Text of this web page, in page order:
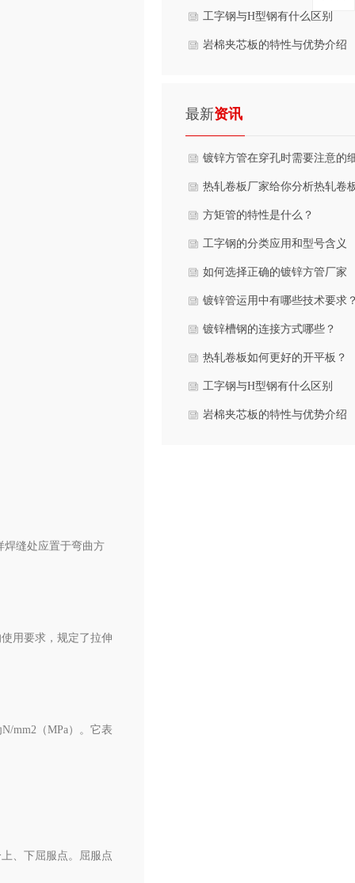
焊缝处应置于弯曲方
用要求，规定了拉伸
mm2（MPa）。它表
、下屈服点。屈服点
工字钢与H型钢有什么区别
岩棉夹芯板的特性与优势介绍
最新资讯
镀锌方管在穿孔时需要注意的
热轧卷板厂家给你分析热轧卷
本面
方矩管的特性是什么？
工字钢的分类应用和型号含义
如何选择正确的镀锌方管厂家
镀锌管运用中有哪些技术要求
镀锌槽钢的连接方式哪些？
热轧卷板如何更好的开平板？
工字钢与H型钢有什么区别
岩棉夹芯板的特性与优势介绍